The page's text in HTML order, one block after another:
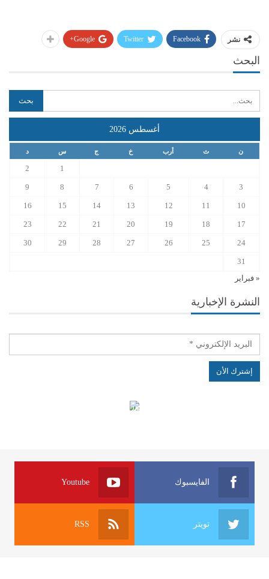
نشر Facebook
Twitter
Google+
البحث
أغسطس 2026
ن ث أرب خ ج س د
1
2
3
4
5
6
7
8
9
10
11
12
13
14
15
16
17
18
19
20
21
22
23
24
25
26
27
28
29
30
31
« فبراير
النشرة الإخبارية
الهياكل الخاضعة لقانون النفاذ إلى المعلومة
الفايسبوك Youtube
تويتر RSS